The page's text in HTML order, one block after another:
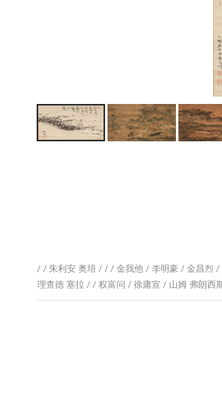
/ / 朱利安 奥培 / / / 金我他 / 李明豪 / 金昌烈
理查德 塞拉 / / 权富问 / 徐庸宣 / 山姆 弗朗